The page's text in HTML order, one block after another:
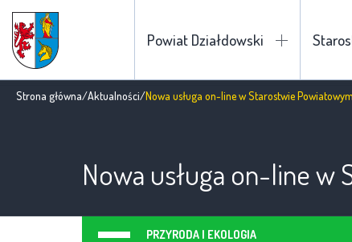
Powiat Działdowski
Strona główna/Aktualności/Nowa usługa on-line w Starostwie
Nowa usługa on-line w
PRZYRODA I EKOLOGIA